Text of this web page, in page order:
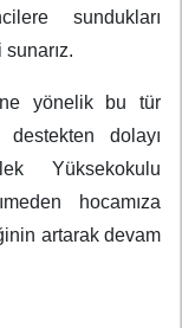
sundukları
yönelik bu tür
dolayı
Yüksekokulu
hocamıza
artarak devam